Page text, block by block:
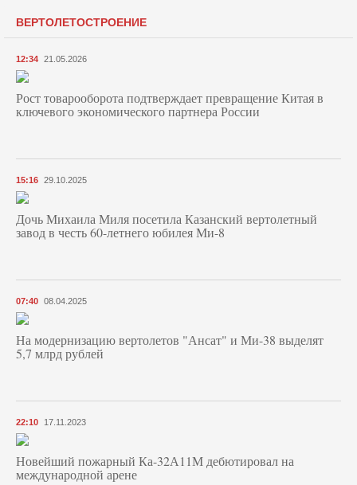
ВЕРТОЛЕТОСТРОЕНИЕ
12:34 21.05.2026
Рост товарооборота подтверждает превращение Китая в
ключевого экономического партнера России
15:16 29.10.2025
Дочь Михаила Миля посетила Казанский вертолетный
завод в честь 60-летнего юбилея Ми-8
07:40 08.04.2025
На модернизацию вертолетов "Ансат" и Ми-38 выделят
5,7 млрд рублей
22:10 17.11.2023
Новейший пожарный Ка-32А11М дебютировал на
международной арене